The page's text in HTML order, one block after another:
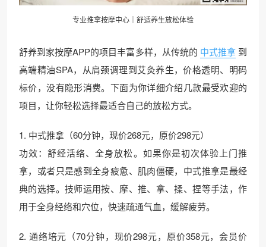
专业推拿按摩中心｜舒适养生放松体验
舒养到家按摩APP的项目丰富多样，从传统的 中式推拿 到
高端精油SPA，从肩颈调理到艾灸养生，价格透明、明码
标价，没有隐形消费。下面为你详细介绍几款最受欢迎的
项目，让你轻松选择最适合自己的放松方式。
1. 中式推拿（60分钟，现价268元，原价298元）
功效：舒经活络、全身放松。如果你是初次体验上门推
拿，或者只是感到全身疲惫、肌肉僵硬，中式推拿是最经
典的选择。技师运用按、摩、推、拿、揉、捏等手法，作
用于全身经络和穴位，快速疏通气血，缓解疲劳。
2. 通络培元（70分钟，现价298元，原价358元，会员价